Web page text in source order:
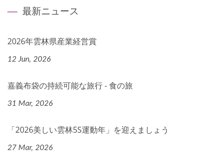
最新ニュース
2026年雲林県産業経営賞
12 Jun, 2026
嘉義布袋の持続可能な旅行 - 食の旅
31 Mar, 2026
「2026美しい雲林5S運動年」を迎えましょう
27 Mar, 2026